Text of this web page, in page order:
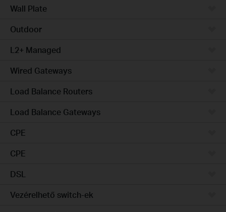
Wall Plate
Outdoor
L2+ Managed
Wired Gateways
Load Balance Routers
Load Balance Gateways
CPE
CPE
DSL
Vezérelhető switch-ek